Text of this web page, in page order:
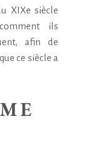
XIXe siècle
ils
afin de
ce siècle a